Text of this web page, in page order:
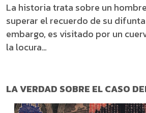
La historia trata sobre un
superar el recuerdo de su
embargo, es visitado por un
la locura…
LA VERDAD SOBRE EL CASO